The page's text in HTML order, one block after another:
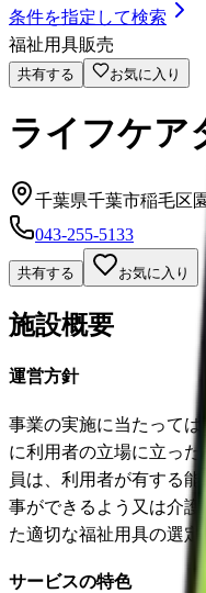
条件を指定して検索
福祉用具販売
共有する お気に入り
ライフケア
千葉県千葉市稲毛区園
043-255-5133
共有する お気に入り
施設概要
運営方針
事業の実施に当たって
に利用者の立場に立っ
員は、利用者が有する
事ができるよう又は介
た適切な福祉用具の選定
サービスの特色